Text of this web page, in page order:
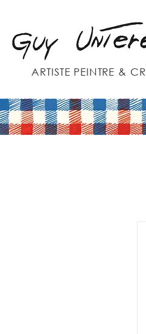
ARTISTE PEINTRE &